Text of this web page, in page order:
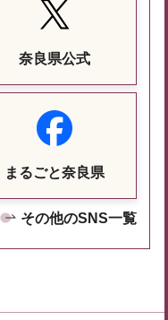
奈良県公式
まるごと奈良県
その他のSNS一覧